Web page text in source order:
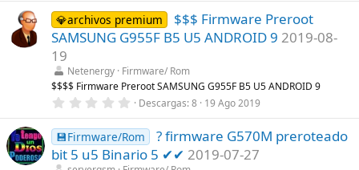
s
)
0
0
e
s
e
l
a
(
s
)
💎archivos premium
$$$ Firmware Preroot
SAMSUNG G955F B5 U5 ANDROID 9 2019-08-
19
Netenergy Firmware/ Rom
$$$$ Firmware Preroot SAMSUNG G955F B5 U5 ANDROID 9
0
0
0
e
s
Descargas 8 19 Ago 2019
💾Firmware/Rom
? firmware G570M preroteado
bit 5 u5 Binario 5 ✔✔ 2019-07-27